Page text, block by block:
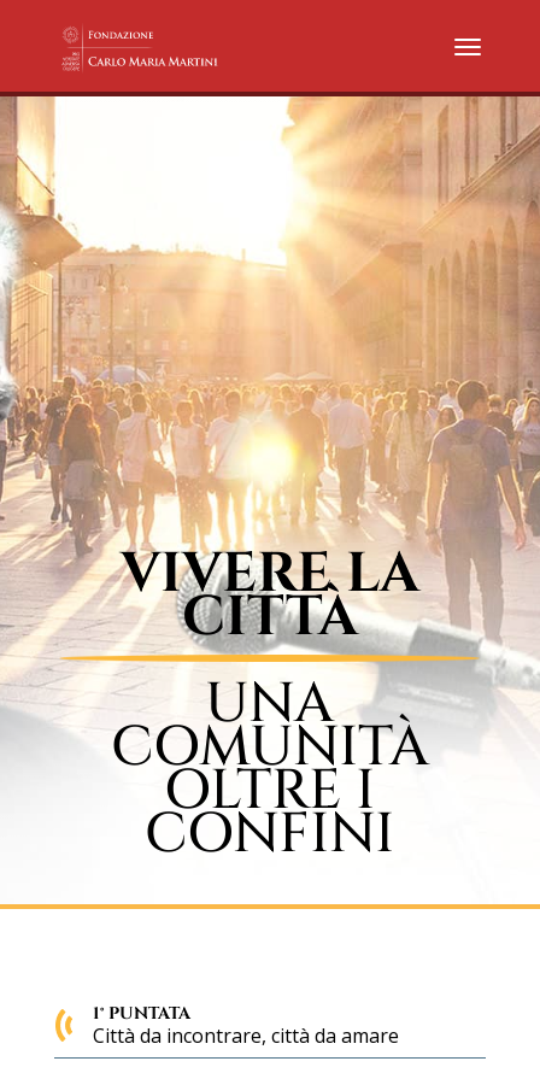
VIVERE LA
CITTÀ
UNA
COMUNITÀ
OLTRE I
CONFINI
1° PUNTATA
Città da incontrare, città da amare